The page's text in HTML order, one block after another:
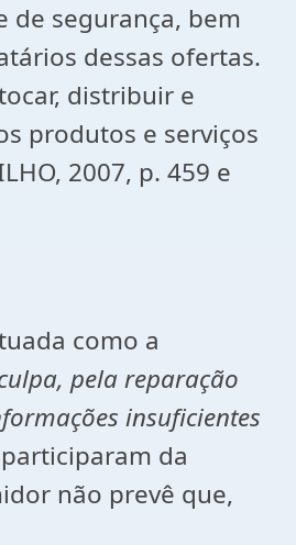
de segurança, bem
dessas ofertas.
distribuir e
produtos e serviços
2007, p. 459 e
como a
pela reparação
insuficientes
da
não prevê que,